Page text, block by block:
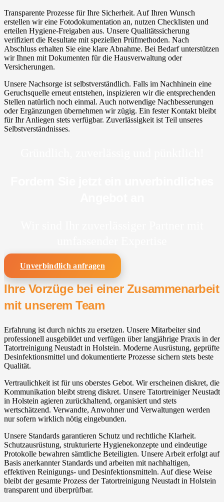
Transparente Prozesse für Ihre Sicherheit. Auf Ihren Wunsch
erstellen wir eine Fotodokumentation an, nutzen Checklisten und
erteilen Hygiene-Freigaben aus. Unsere Qualitätssicherung
verifiziert die Resultate mit speziellen Prüfmethoden. Nach
Abschluss erhalten Sie eine klare Abnahme. Bei Bedarf unterstützen
wir Ihnen mit Dokumenten für die Hausverwaltung oder
Versicherungen.
Unsere Nachsorge ist selbstverständlich. Falls im Nachhinein eine
Geruchsquelle erneut entstehen, inspizieren wir die entsprechenden
Stellen natürlich noch einmal. Auch notwendige Nachbesserungen
oder Ergänzungen übernehmen wir zügig. Ein fester Kontakt bleibt
für Ihr Anliegen stets verfügbar. Zuverlässigkeit ist Teil unseres
Selbstverständnisses.
Unverbindlich anfragen
Ihre Vorzüge bei einer Zusammenarbeit
mit unserem Team
Erfahrung ist durch nichts zu ersetzen. Unsere Mitarbeiter sind
professionell ausgebildet und verfügen über langjährige Praxis in der
Tatortreinigung Neustadt in Holstein. Moderne Ausrüstung, geprüfte
Desinfektionsmittel und dokumentierte Prozesse sichern stets beste
Qualität.
Vertraulichkeit ist für uns oberstes Gebot. Wir erscheinen diskret, die
Kommunikation bleibt streng diskret. Unsere Tatortreiniger Neustadt
in Holstein agieren zurückhaltend, organisiert und stets
wertschätzend. Verwandte, Anwohner und Verwaltungen werden
nur sofern wirklich nötig eingebunden.
Unsere Standards garantieren Schutz und rechtliche Klarheit.
Schutzausrüstung, strukturierte Hygienekonzepte und eindeutige
Protokolle bewahren sämtliche Beteiligten. Unsere Arbeit erfolgt auf
Basis anerkannter Standards und arbeiten mit nachhaltigen,
effektiven Reinigungs- und Desinfektionsmitteln. Auf diese Weise
bleibt der gesamte Prozess der Tatortreinigung Neustadt in Holstein
transparent und überprüfbar.